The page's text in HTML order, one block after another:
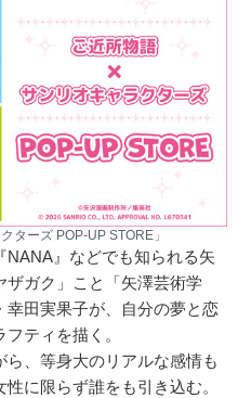
ターズ POP-UP STORE」
NANA』などでも知られる矢
ザガク」こと「矢澤芸術学
幸田実果子が、自分の夢と恋
ティを描く。
、等身大のリアルな感情も
に限らず誰をも引き込む。